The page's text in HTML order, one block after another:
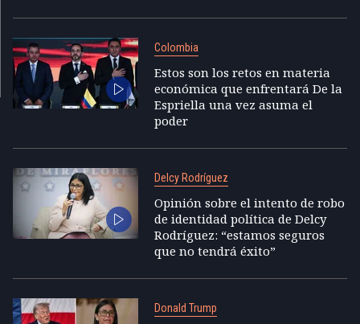
Colombia
Estos son los retos en materia
económica que enfrentará De la
Espriella una vez asuma el
poder
Delcy Rodríguez
Opinión sobre el intento de robo
de identidad política de Delcy
Rodríguez: “estamos seguros
que no tendrá éxito”
Donald Trump